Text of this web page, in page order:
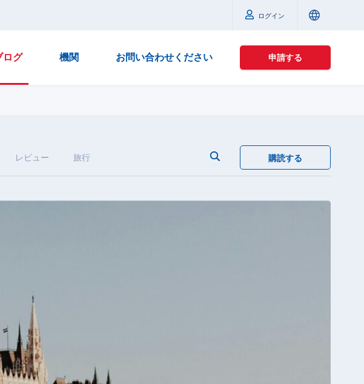
ログイン
ログ 機関 お問い合わせください 申請する
レビュー 旅行 購読する